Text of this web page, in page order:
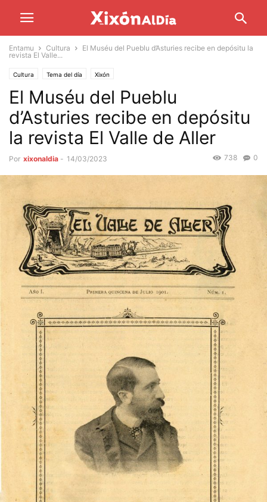
Entamu Cultura
El Muséu del Pueblu d’Asturies recibe en depósitu la
revista El Valle...
Cultura Tema del día Xixón
El Muséu del Pueblu
d’Asturies recibe en depósitu
la revista El Valle de Aller
Por xixonaldia - 14/03/2023 0
738